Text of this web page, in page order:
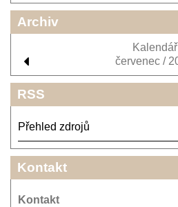
Archiv
Kalendář
červenec /
RSS
Přehled zdrojů
Kontakt
Kontakt